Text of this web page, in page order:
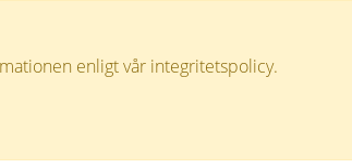
enligt vår integritetspolicy.